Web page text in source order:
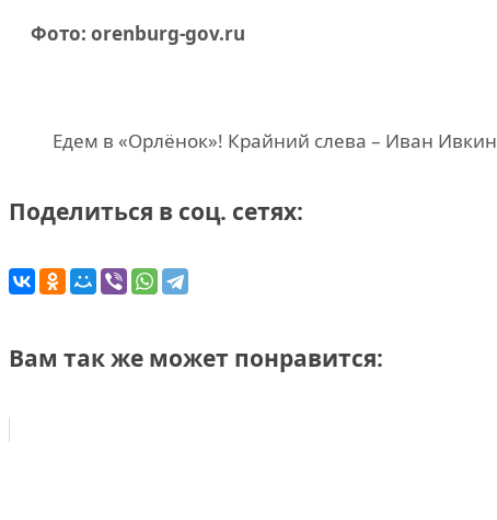
Фото: orenburg-gov.ru
Едем в «Орлёнок»! Крайний слева – Иван Ивкин
Поделиться в соц. сетях:
Вам так же может понравится: